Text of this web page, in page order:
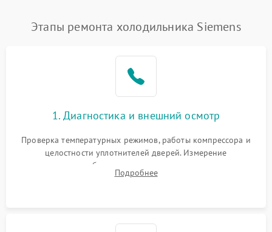
Этапы ремонта холодильника Siemens
1. Диагностика и внешний осмотр
Проверка температурных режимов, работы компрессора и
целостности уплотнителей дверей. Измерение
сопротивления обмоток мотора, проверка термостата и
считывание кодов ошибок с электронного дисплея.
Подробнее